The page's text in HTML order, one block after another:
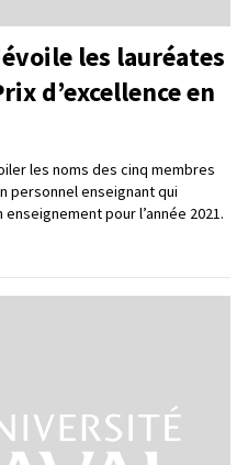
les lauréates
d’excellence en
les noms des cinq membres
personnel enseignant qui
pour l’année 2021.